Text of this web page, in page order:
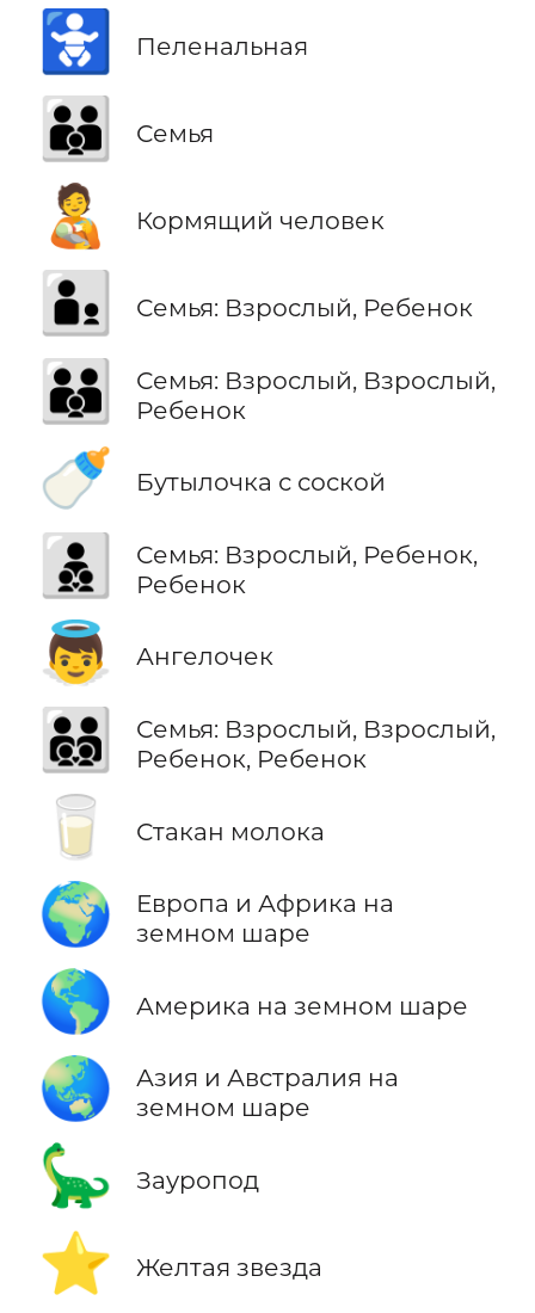
🚼 Пеленальная
👪 Семья
🧑‍🍼 Кормящий человек
🧑‍🧒 Семья: Взрослый, Ребенок
🧑‍🧑‍🧒
Семья: Взрослый, Взрослый,
Ребенок
🍼 Бутылочка с соской
🧑‍🧒‍🧒
Семья: Взрослый, Ребенок,
Ребенок
👼 Ангелочек
🧑‍🧑‍🧒‍🧒
Семья: Взрослый, Взрослый,
Ребенок, Ребенок
🥛 Стакан молока
🌍
Европа и Африка на
земном шаре
🌎 Америка на земном шаре
🌏
Азия и Австралия на
земном шаре
🦕 Зауропод
⭐ Желтая звезда